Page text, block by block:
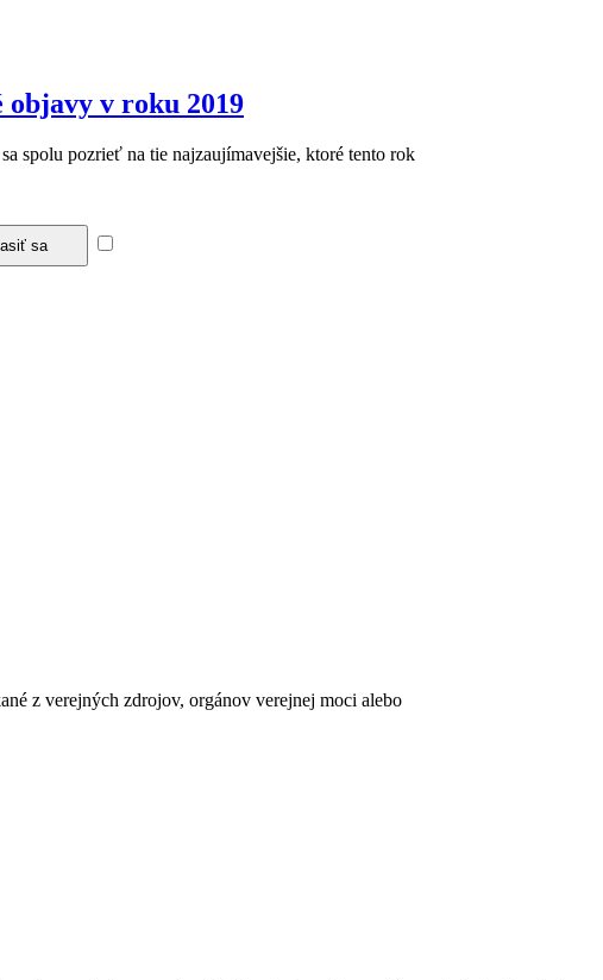
v roku 2019
spolu pozrieť na tie najzaujímavejšie, ktoré tento rok
z verejných zdrojov, orgánov verejnej moci alebo